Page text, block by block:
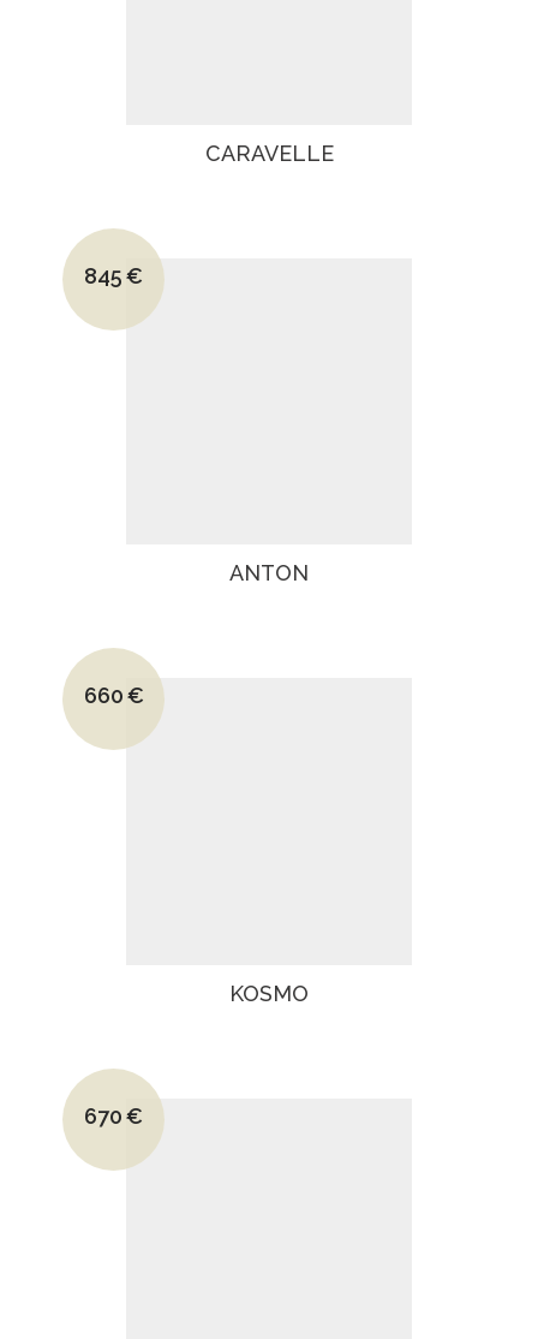
CARAVELLE
Le prix initial était : 1130€.
845€
Le prix actuel est : 845€.
ANTON
Le prix initial était : 950€.
660€
Le prix actuel est : 660€.
KOSMO
Le prix initial était : 940€.
670€
Le prix actuel est : 670€.